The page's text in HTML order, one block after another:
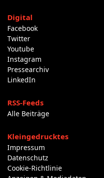
Digital
Facebook
Twitter
Youtube
Instagram
Pressearchiv
LinkedIn
RSS-Feeds
Alle Beiträge
Kleingedrucktes
Impressum
Datenschutz
Cookie-Richtlinie